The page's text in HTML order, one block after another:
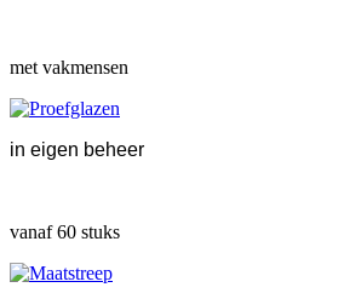
met vakmensen
in eigen beheer
vanaf 60 stuks